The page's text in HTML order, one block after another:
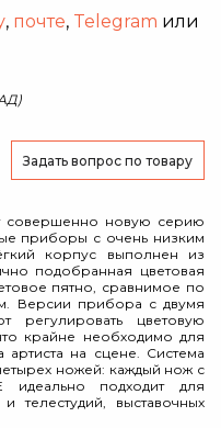
, почте, Telegram или
Задать вопрос по товару
совершенно новую серию
приборы с очень низким
корпус выполнен из
подобранная цветовая
пятно, сравнимое по
Версии прибора с двумя
регулировать цветовую
крайне необходимо для
артиста на сцене. Система
ножей: каждый нож с
идеально подходит для
телестудий, выставочных